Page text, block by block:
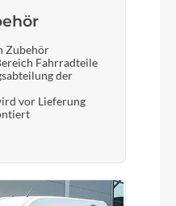
Zubehör
Fahrradteile
der
vor Lieferung